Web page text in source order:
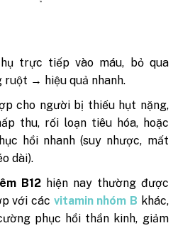
trực tiếp vào máu, bỏ qua
ruột → hiệu quả nhanh.
cho người bị thiếu hụt nặng,
thu, rối loạn tiêu hóa, hoặc
hồi nhanh (suy nhược, mất
dài).
B12hiện nay thường được
với các vitamin nhóm B khác,
phục hồi thần kinh, giảm